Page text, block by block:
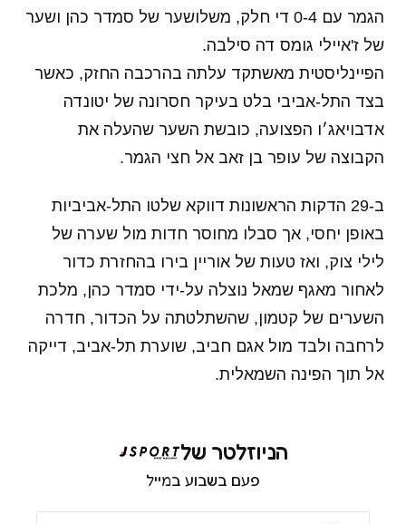
הגמר עם 0-4 די חלק, משלושער של סמדר כהן ושער
של ז'איילי גומס דה סילבה.
הפיינליסטית מאשתקד עלתה בהרכבה החזק, כאשר
בצד התל-אביבי בלט בעיקר חסרונה של יטונדה
אדבויאג׳ו הפצועה, כובשת השער שהעלה את
הקבוצה של עופר בן זאב אל חצי הגמר.
ב-29 הדקות הראשונות דווקא שלטו התל-אביביות
באופן יחסי, אך סבלו מחוסר חדות מול שערה של
לילי צוק, ואז טעות של אוריין בירו בהחזרת כדור
לאחור מאגף שמאל נוצלה על-ידי סמדר כהן, מלכת
השערים של קטמון, שהשתלטתה על הכדור, חדרה
לרחבה ולבד מול אגם חביב, שוערת תל-אביב, דייקה
אל תוך הפינה השמאלית.
הניוזלטר של
פעם בשבוע במייל